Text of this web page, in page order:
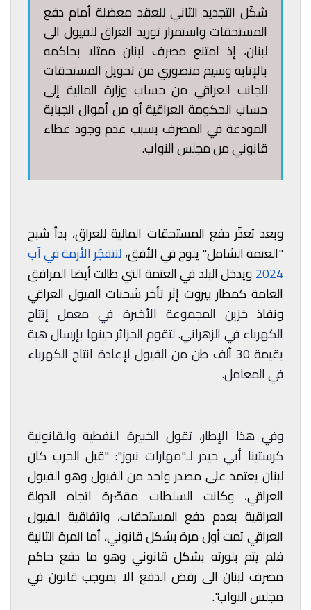
شكّل التجديد الثاني للعقد معضلة أمام دفع
المستحقات واستمرار توريد العراق للفيول الى
لبنان، إذ امتنع مصرف لبنان ممثلا بحاكمه
بالإنابة وسيم منصوري من تحويل المستحقات
للجانب العراقي من حساب وزارة المالية إلى
حساب الحكومة العراقية أو من أموال الجباية
المودعة في المصرف بسبب عدم وجود غطاء
قانوني من مجلس النواب.
وبعد تعذّر دفع المستحقات المالية للعراق، بدأ شبح
"العتمة الشامل" يلوح في الأفق،لتتفجّر الأزمة في آب
2024ويدخل البلد في العتمة التي طالت أيضا المرافق
العامة كمطار بيروت إثر تأخر شحنات الفيول العراقي
ونفاذخزين المجموعة الأخيرة في معمل إنتاج
الكهرباء في الزهراني. لتقوم الجزائر حينها بإرسال هبة
بقيمة 30 ألف طن من الفيول لإعادة انتاج الكهرباء
في المعامل.
وفي هذا الإطار، تقول الخبيرة النفطية والقانونية
كرستينا أبي حيدر لـ"مهارات نيوز":"قبل الحرب كان
لبنان يعتمد على مصدر واحد من الفيول وهو الفيول
العراقي، وكانت السلطات مقصّرة اتجاه الدولة
العراقية بعدم دفع المستحقات، واتفاقية الفيول
العراقي تمت أول مرة بشكل قانوني، أما المرة الثانية
فلم يتم بلورته بشكل قانوني وهو ما دفع حاكم
مصرف لبنان الى رفض الدفع الا بموجب قانون في
مجلس النواب".